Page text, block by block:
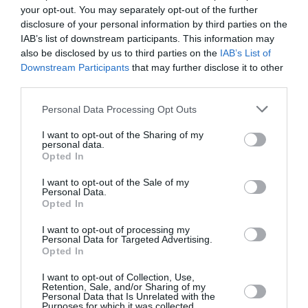
your opt-out. You may separately opt-out of the further
disclosure of your personal information by third parties on the
IAB’s list of downstream participants. This information may
also be disclosed by us to third parties on the IAB’s List of
Downstream Participants that may further disclose it to other
Personal Data Processing Opt Outs
I want to opt-out of the Sharing of my
personal data.
Opted In
I want to opt-out of the Sale of my
Personal Data.
Opted In
I want to opt-out of processing my
Personal Data for Targeted Advertising.
Opted In
I want to opt-out of Collection, Use,
Retention, Sale, and/or Sharing of my
Personal Data that Is Unrelated with the
Κάθε βδομάδα στο e-mail σας τα τελευταία νέα για
την Τέχνη και τον Πολιτισμό!
Ακολουθήστε το Culturenow.gr
Σχετικά Άρθρα